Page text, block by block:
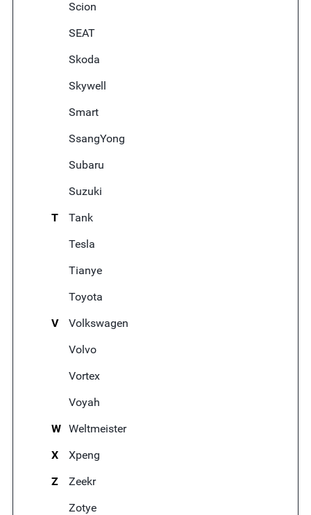
Scion
SEAT
Skoda
Skywell
Smart
SsangYong
Subaru
Suzuki
T
Tank
Tesla
Tianye
Toyota
V
Volkswagen
Volvo
Vortex
Voyah
W Weltmeister
X
Xpeng
Z
Zeekr
Zotye